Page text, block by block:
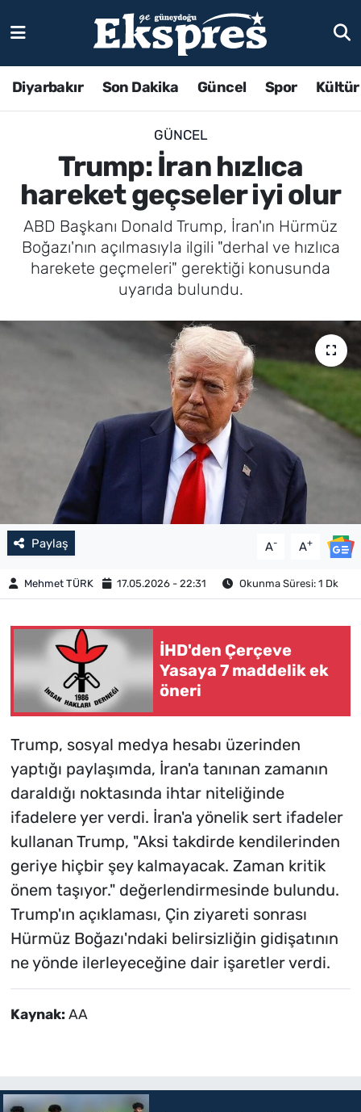
Diyarbakır Son Dakika Güncel Spor
GÜNCEL
Trump: İran hızlıca
hareket geçseler iyi olur
ABD Başkanı Donald Trump, İran'ın Hürmüz
Boğazı'nın açılmasıyla ilgili "derhal ve hızlıca
harekete geçmeleri" gerektiği konusunda
uyarıda bulundu.
Paylaş A- A+
Mehmet TÜRK 17.05.2026 - 22:31 Okunma Süresi: 1 Dk
İHD'den Çerçeve
Yasaya 7 maddelik ek
öneri
Trump, sosyal medya hesabı üzerinden
yaptığı paylaşımda, İran'a tanınan zamanın
daraldığı noktasında ihtar niteliğinde
ifadelere yer verdi. İran'a yönelik sert ifadeler
kullanan Trump, "Aksi takdirde kendilerinden
geriye hiçbir şey kalmayacak. Zaman kritik
önem taşıyor." değerlendirmesinde bulundu.
Trump'ın açıklaması, Çin ziyareti sonrası
Hürmüz Boğazı'ndaki belirsizliğin gidişatının
ne yönde ilerleyeceğine dair işaretler verdi.
Kaynak: AA